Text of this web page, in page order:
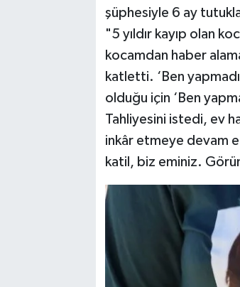
şüphesiyle 6 ay
"5 yıldır kayıp olan
kocamdan haber
katletti. ‘Ben
olduğu için ‘Ben
Tahliyesini istedi, ev
inkâr etmeye devam
katil, biz eminiz.